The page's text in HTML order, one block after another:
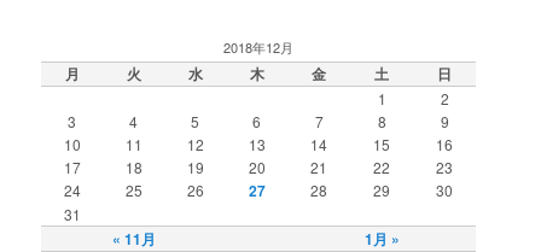
2018年12月
月 火 水 木 金 土 日
« 11月 1月 »
1
2
3
4 5 6 7 8
9
10
11 12 13 14 15
16
17
18 19 20 21 22
23
24
25 26 27 28 29
30
31